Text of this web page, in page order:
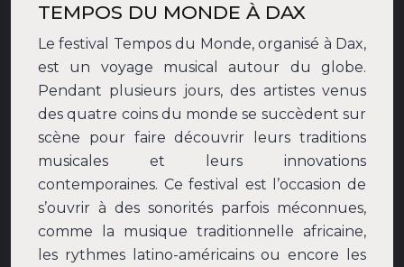
TEMPOS DU MONDE À DAX
Le festival Tempos du Monde, organisé à Dax,
est un voyage musical autour du globe.
Pendant plusieurs jours, des artistes venus
des quatre coins du monde se succèdent sur
scène pour faire découvrir leurs traditions
musicales et leurs innovations
contemporaines. Ce festival est l’occasion de
s’ouvrir à des sonorités parfois méconnues,
comme la musique traditionnelle africaine,
les rythmes latino-américains ou encore les